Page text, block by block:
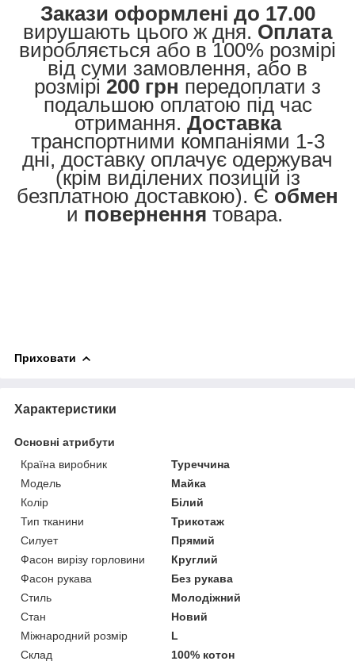
Закази оформлені до 17.00
вирушають цього ж дня. Оплата
виробляється або в 100% розмірі
від суми замовлення, або в
розмірі 200 грн передоплати з
подальшою оплатою під час
отримання. Доставка
транспортними компаніями 1-3
дні, доставку оплачує одержувач
(крім виділених позицій із
безплатною доставкою). Є обмен
и повернення товара.
Приховати
Характеристики
Основні атрибути
Країна виробник
Туреччина
Модель
Майка
Колір
Білий
Тип тканини
Трикотаж
Силует
Прямий
Фасон вирізу горловини
Круглий
Фасон рукава
Без рукава
Стиль
Молодіжний
Стан
Новий
Міжнародний розмір
L
Склад
100% котон